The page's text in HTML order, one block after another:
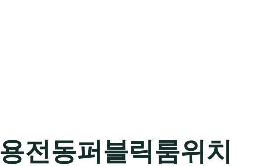
용전동퍼블릭룸위치